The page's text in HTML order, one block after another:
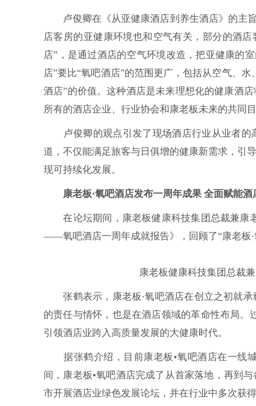
卢俊卿在《从亚健康酒店到养生酒店》的主旨
店客房的亚健康环境也和空气有关，部分的酒
店”，是通过酒店的空气环境改造，把亚健康的
店”要比“氧吧酒店”的范围更广，包括从空气、
酒店”的价值。这种酒店是未来理想化的健康酒
所有的酒店企业、行业协会和康老板未来的共同目
卢俊卿的观点引发了现场酒店行业从业者的
道，不仅能满足旅客与日俱增的健康新需求，引
现可持续化发展。
康老板·氧吧酒店发布一周年成果 全面赋能酒
在论坛期间，康老板健康科技集团总裁兼康
——氧吧酒店一周年成就报告》，回顾了“康老板·
康老板健康科技集团总裁兼
张鹤表示，康老板·氧吧酒店在创立之初就承
的责任与情怀，也是在酒店领域的革命性布局。
引领酒店业跨入高质量发展的大健康时代。
据张鹤介绍，目前康老板•氧吧酒店在一线城
间，康老板•氧吧酒店完成了从首家落地，再到
市开展酒店业绿色发展论坛，并在行业中多次获